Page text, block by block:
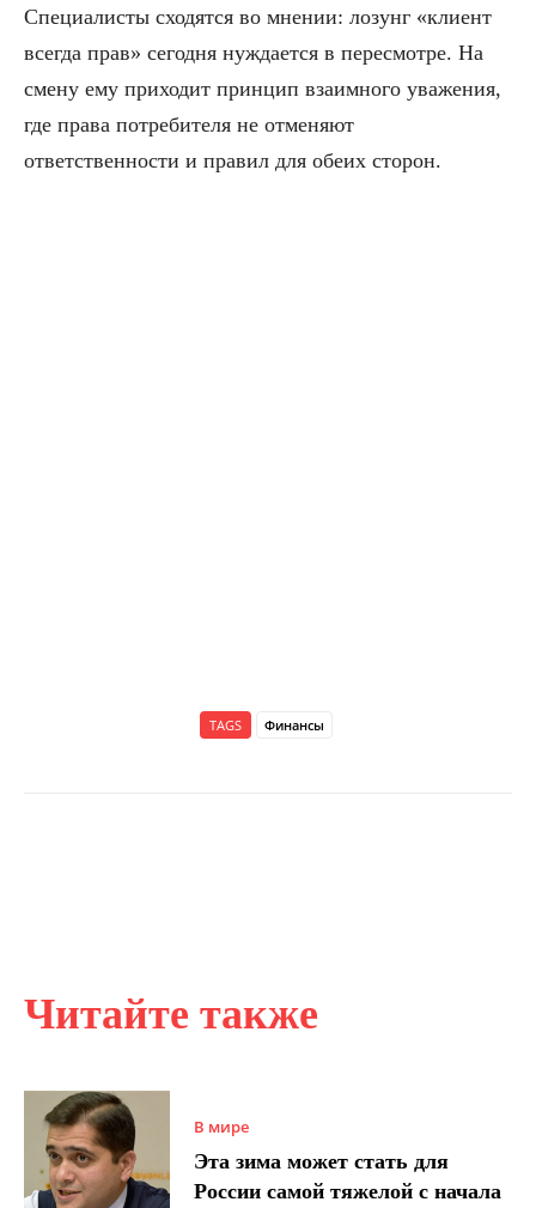
Читайте также
В мире
Эта зима может стать для
России самой тяжелой с начала
Специалисты сходятся во мнении: лозунг «клиент
всегда прав» сегодня нуждается в пересмотре. На
смену ему приходит принцип взаимного уважения,
где права потребителя не отменяют
ответственности и правил для обеих сторон.
TAGS Финансы